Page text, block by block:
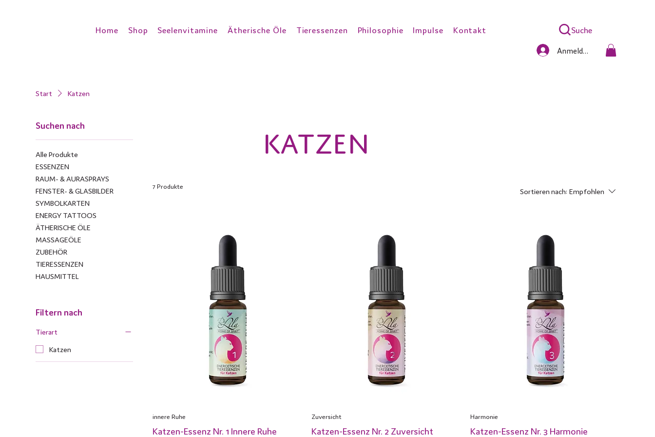
Home Shop Seelenvitamine Ätherische Öle Tieressenzen Philosophie Impulse Kontakt Suche
Anmelden
Start Katzen
Suchen nach
Alle Produkte
ESSENZEN
RAUM- & AURASPRAYS
FENSTER- & GLASBILDER
SYMBOLKARTEN
ENERGY TATTOOS
ÄTHERISCHE ÖLE
MASSAGEÖLE
ZUBEHÖR
TIERESSENZEN
HAUSMITTEL
Filtern nach
Tierart
Katzen
Katzen
7 Produkte
Sortieren nach: Empfohlen
innere Ruhe
Katzen-Essenz Nr. 1 Innere Ruhe
Zuversicht
Katzen-Essenz Nr. 2 Zuversicht
Harmonie
Katzen-Essenz Nr. 3 Harmonie